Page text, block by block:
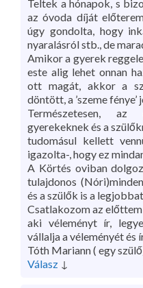
Teltek a hónapok, s
az óvoda díját
úgy gondolta, hogy
nyaralásról stb., de
Amikor a gyerek
este alig lehet onnan
ott magát, akkor a
döntött, a ’szeme
Természetesen,
gyerekeknek és a
tudomásul kellett
igazolta-, hogy ez
A Körtés oviban
tulajdonos
és a szülők is a
Csatlakozom az
aki véleményt ír,
vállalja a véleményét és
Tóth Mariann ( egy
Válasz ↓